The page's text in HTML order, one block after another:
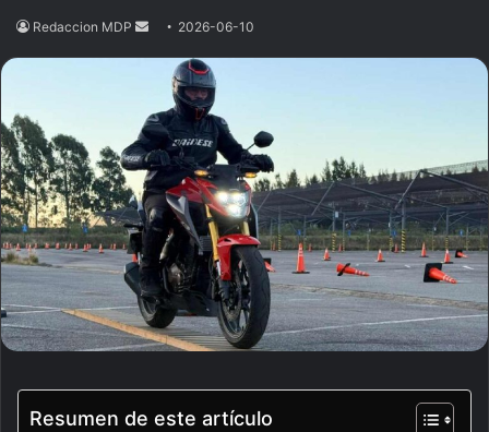
Redaccion MDP
Send
email
2026-06-10
Resumen de este artículo